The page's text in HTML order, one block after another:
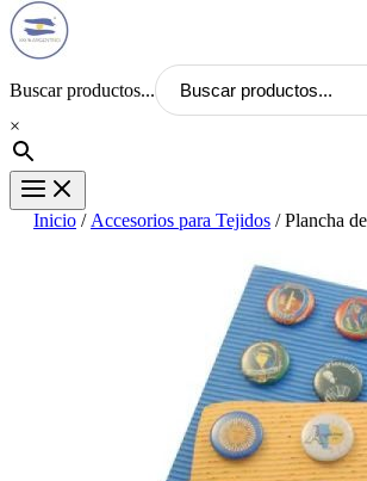
Buscar productos...
×
Inicio / Accesorios para Tejidos / Plancha